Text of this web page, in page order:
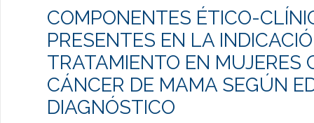
COMPONENTES ÉTICO-
PRESENTES EN LA
TRATAMIENTO EN MUJERES
CÁNCER DE MAMA SEGÚN
DIAGNÓSTICO